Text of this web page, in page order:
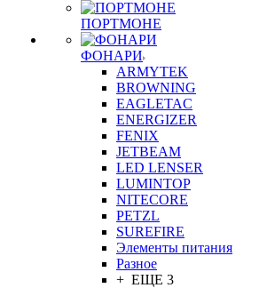
ПОРТМОНЕ
ФОНАРИ
ARMYTEK
BROWNING
EAGLETAC
ENERGIZER
FENIX
JETBEAM
LED LENSER
LUMINTOP
NITECORE
PETZL
SUREFIRE
Элементы питания
Разное
+ ЕЩЕ 3